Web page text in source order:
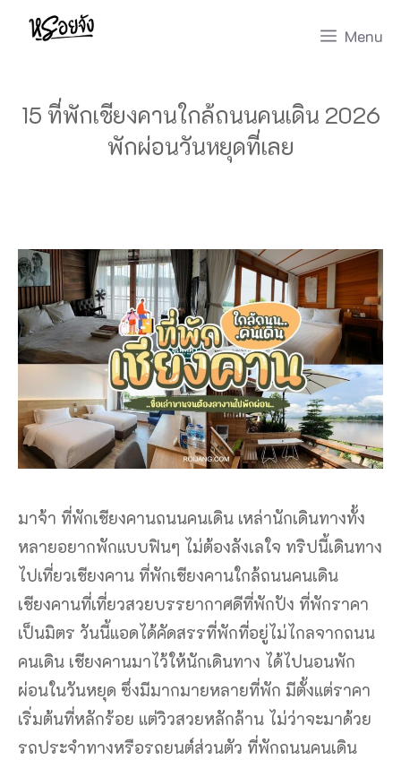
Skip
Menu
15 ที่พักเชียงคานใกล้ถนนคนเดิน 2026
พักผ่อนวันหยุดที่เลย
มาจ้า ที่พักเชียงคานถนนคนเดิน เหล่านักเดินทางทั้ง
หลายอยากพักแบบฟินๆ ไม่ต้องลังเลใจ ทริปนี้เดินทาง
ไปเที่ยวเชียงคาน ที่พักเชียงคานใกล้ถนนคนเดิน
เชียงคานที่เที่ยวสวยบรรยากาศดีที่พักปัง ที่พักราคา
เป็นมิตร วันนี้แอดได้คัดสรรที่พักที่อยู่ไม่ไกลจากถนน
คนเดิน เชียงคานมาไว้ให้นักเดินทาง ได้ไปนอนพัก
ผ่อนในวันหยุด ซึ่งมีมากมายหลายที่พัก มีตั้งแต่ราคา
เริ่มต้นที่หลักร้อย แต่วิวสวยหลักล้าน ไม่ว่าจะมาด้วย
รถประจำทางหรือรถยนต์ส่วนตัว ที่พักถนนคนเดิน